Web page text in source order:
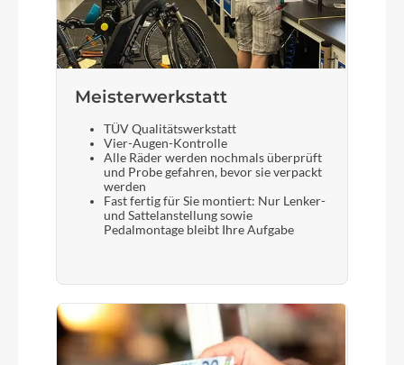
Meisterwerkstatt
TÜV Qualitätswerkstatt
Vier-Augen-Kontrolle
Alle Räder werden nochmals überprüft
und Probe gefahren, bevor sie verpackt
werden
Fast fertig für Sie montiert: Nur Lenker-
und Sattelanstellung sowie
Pedalmontage bleibt Ihre Aufgabe